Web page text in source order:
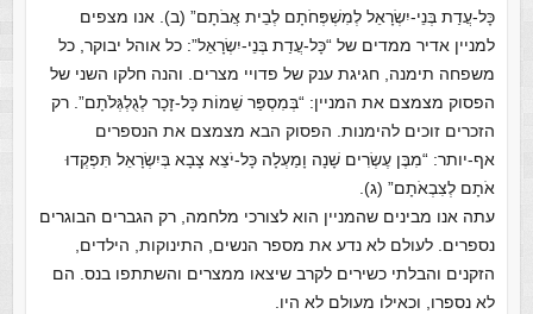
כָּל-עֲדַת בְּנֵי-יִשְׂרָאֵל לְמִשְׁפְּחֹתָם לְבֵית אֲבֹתָם” (ב). אנו מצפים
למניין אדיר ממדים של “כָּל-עֲדַת בְּנֵי-יִשְׂרָאֵל”: כל אוהל יבוקר, כל
משפחה תימנה, חגיגת ענק של פדויי מצרים. והנה חלקו השני של
הפסוק מצמצם את המניין: “בְּמִסְפַּר שֵׁמוֹת כָּל-זָכָר לְגֻלְגְּלֹתָם”. רק
הזכרים זוכים להימנות. הפסוק הבא מצמצם את הנספרים
אף-יותר: “מִבֶּן עֶשְׂרִים שָׁנָה וָמַעְלָה כָּל-יֹצֵא צָבָא בְּיִשְׂרָאֵל תִּפְקְדוּ
אֹתָם לְצִבְאֹתָם” (ג).
עתה אנו מבינים שהמניין הוא לצורכי מלחמה, רק הגברים הבוגרים
נספרים. לעולם לא נדע את מספר הנשים, התינוקות, הילדים,
הזקנים והבלתי כשירים לקרב שיצאו ממצרים והשתתפו בנס. הם
לא נספרו, וכאילו מעולם לא היו.